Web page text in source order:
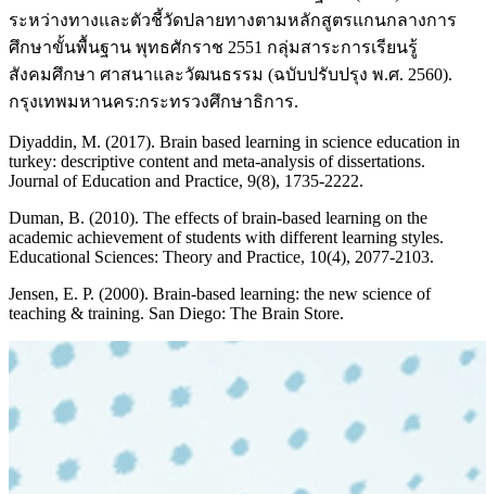
ระหว่างทางและตัวชี้วัดปลายทางตามหลักสูตรแกนกลางการ
ศึกษาขั้นพื้นฐาน พุทธศักราช 2551 กลุ่มสาระการเรียนรู้
สังคมศึกษา ศาสนาและวัฒนธรรม (ฉบับปรับปรุง พ.ศ. 2560).
กรุงเทพมหานคร:กระทรวงศึกษาธิการ.
Diyaddin, M. (2017). Brain based learning in science education in
turkey: descriptive content and meta-analysis of dissertations.
Journal of Education and Practice, 9(8), 1735-2222.
Duman, B. (2010). The effects of brain-based learning on the
academic achievement of students with different learning styles.
Educational Sciences: Theory and Practice, 10(4), 2077-2103.
Jensen, E. P. (2000). Brain-based learning: the new science of
teaching & training. San Diego: The Brain Store.